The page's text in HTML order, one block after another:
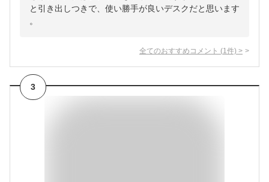
と引き出しつきで、使い勝手が良いデスクだと思います
。
全てのおすすめコメント (1 件) >
3